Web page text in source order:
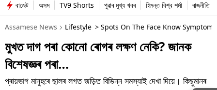
অসম
ভাৰত
মনোৰঞ্জন
বাজেট অসম TV9 Shorts পুৱাৰ মুখ্য খবৰ হিমন্ত বিশ্ব শৰ্মা ৰাজনীতি
Assamese News Lifestyle > Spots On The Face Know
মুখত দাগ পৰা কোনো ৰোগৰ লক্ষণ নেকি? জানক
বিশেষজ্ঞৰ পৰা…
প্ৰায়ভাগ মানুহৰে ছালৰ লগত জড়িত বিভিন্ন সমস্যাই দেখা দিয়ে। কিছুমানৰ